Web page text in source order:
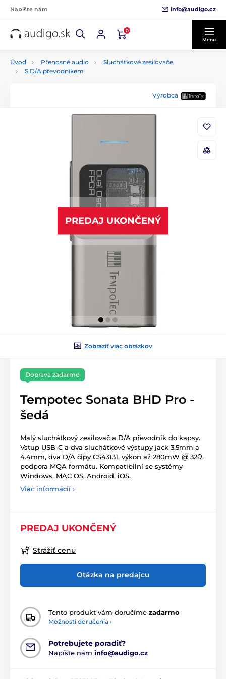
Napíšte nám info@audigo.cz
0
Menu
Úvod Přenosné audio
Sluchátkové zesilovače
S D/A převodníkem
Výrobca
PREDAJ UKONČENÝ
Zobraziť viac obrázkov
Doprava zadarmo
Tempotec Sonata BHD Pro -
šedá
Malý sluchátkový zesilovač a D/A převodník do kapsy.
Vstup USB-C a dva sluchátkové výstupy jack 3.5mm a
4.4mm, dva D/A čipy CS43131, výkon až 280mW @ 32Ω,
podpora MQA formátu. Kompatibilní se systémy
Windows, MAC OS, Android, iOS.
Viac informácií ›
PREDAJ UKONČENÝ
Strážiť cenu
Otázka na predajcu
Tento produkt vám doručíme zadarmo
Možnosti doručenia ›
Potrebujete poradiť?
Napíšte nám info@audigo.cz